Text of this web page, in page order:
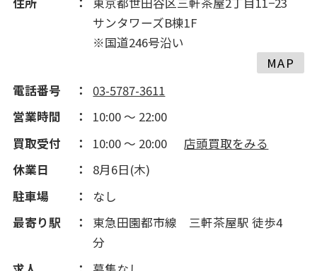
サンタワーズB棟1F
※国道246号沿い
MAP
電話番号
03-5787-3611
営業時間
10:00 ～ 22:00
買取受付
10:00 ～ 20:00
店頭買取をみる
休業日
8月6日(木)
駐車場
なし
最寄り駅
東急田園都市線 三軒茶屋駅 徒歩4
分